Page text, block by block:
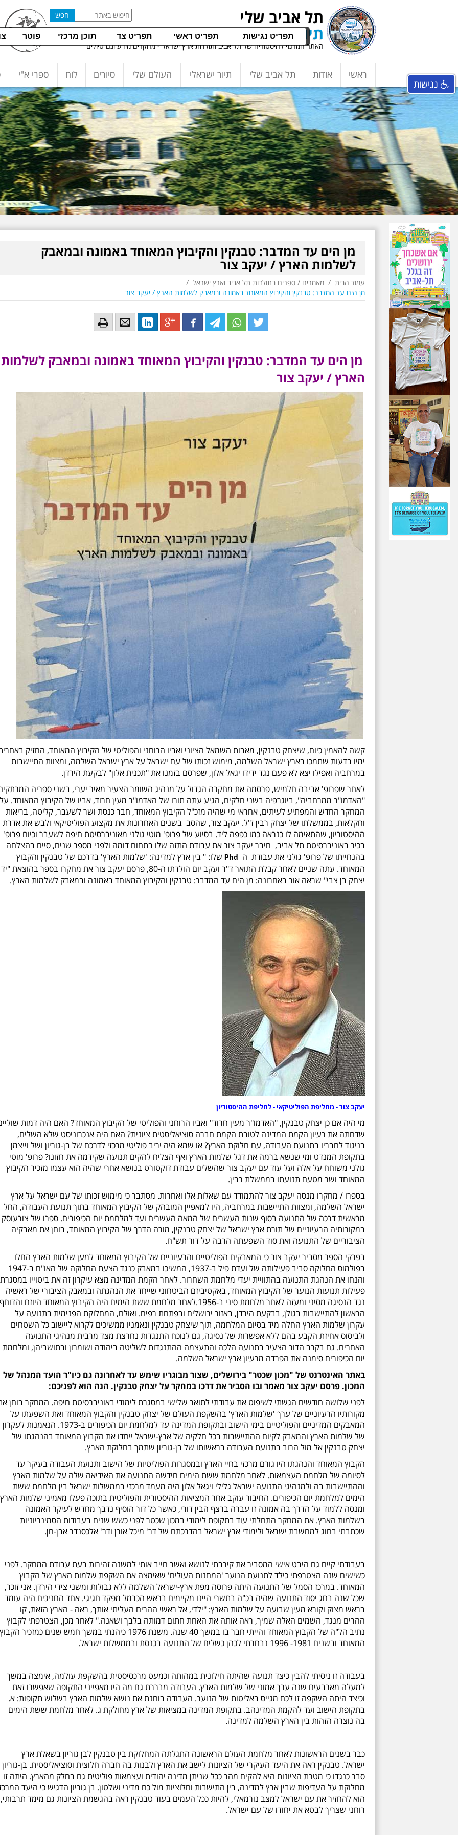
תל אביב שלי
תיור ישראלי בעריכת אילן שחורי
האתר המרכזי להיסטוריה של תל אביב ותולדות ארץ ישראל - מחקרים מידע וגם טיולים
ראשי אודות תל אביב שלי תיור ישראלי העולם שלי סיורים לוח ספרי א"י
מן הים עד המדבר: טבנקין והקיבוץ המאוחד באמונה ובמאבק
לשלמות הארץ / יעקב צור
עמוד הבית / מאמרים / ספרים בתולדות תל אביב וארץ ישראל /
מן הים עד המדבר: טבנקין והקיבוץ המאוחד באמונה ובמאבק לשלמות הארץ / יעקב צור
Twitter
Twitter
Twitter
Facebook
Google+
LinkedIn
Email
Email
מן הים עד המדבר: טבנקין והקיבוץ המאוחד באמונה ובמאבק לשלמות
הארץ/ יעקב צור
קשה להאמין כיום, שיצחק טבנקין, מאבות השמאל הציוני ואביו הרוחני והפוליטי של הקיבוץ המאוחד, החזיק
ימיו בדעות שתמכו בארץ ישראל השלמה, מימוש זכותו של עם ישראל על ארץ ישראל השלמה, ומצוות התיישבות
במרחביה ואפילו יצא לא פעם נגד ידידו יגאל אלון, שפרסם בזמנו את "תכנית אלון" לבקעת הירדן.
לאחר שפרופ' אביבה חלמיש, פרסמה את מחקרה הגדול על מנהיג השומר הצעיר מאיר יערי, בשני ספריה
"האדמו"ר ממרחביה", ביוגרפיה בשני חלקים, הגיע עתה תורו של האדמו"ר מעין חרוד, אביו של הקיבוץ המאוחד. על
המחקר החדש והמפתיע לעיתים, אחראי מי שהיה מזכ"ל הקיבוץ המאוחד, חבר כנסת ושר לשעבר, קליטה, בריאות
וחקלאות, בממשלתו של יצחק רבין ז"ל. יעקב צור, שהסב בשנים האחרונות את מקצוע הפוליטיקאי ולבש את אדרת
ההיסטוריון, שהתאימה לו כנראה כמו כפפה ליד. בסיוע של פרופ' מוטי גולני מאוניברסיטת חיפה לשעבר וכיום פרופ'
בכיר באוניברסיטת תל אביב, חיבר יעקב צור את עבודת התזה שלו בתחום דומה ולפני מספר שנים, סיים בהצלחה
בהנחייתו של פרופ' גולני את עבודת ה Phd שלו: " בין ארץ למדינה: 'שלמות הארץ' בדרכם של טבנקין והקבוץ
המאוחד. עתה שניים לאחר קבלת התואר ד"ר ועקב יום הולדתו ה-80, פרסם יעקב צור את מחקרו בספר בהוצאת "יד
יצחק בן צבי" שראה אור באחרונה: מן הים עד המדבר: טבנקין והקיבוץ המאוחד באמונה ובמאבק לשלמות הארץ.
יעקב צור - מחליפת הפוליטיקאי - לחליפת ההיסטוריון
מי היה אם כן יצחק טבנקין, "האדמו"ר מעין חרוד" ואביו הרוחני והפוליטי של הקיבוץ המאוחד? האם היה דמות
שדחתה את רעיון הקמת המדינה לטובת הקמת חברה סוציאליסטית ציונית? האם היה אנכרוניסט שלא השלים,
בניגוד לחבריו בתנועת העבודה, עם חלוקת הארץ? או שמא היה יריב פוליטי מרכזי לדרכם של בן-גוריון ושל וייצמן
בתקופת המנדט ומי שנשא ברמה את דגל שלמות הארץ ואף הצליח להקים תנועה שקידמה את חזונו? פרופ' מוטי
גולני משוחח על אלה ועל עוד עם יעקב צור שהשלים עבודת דוקטורט בנושא אחרי שהיה הוא עצמו מזכיר הקיבוץ
המאוחד ושר מטעם תנועתו בממשלת רבין.
בספרו / מחקרו מנסה יעקב צור להתמודד עם שאלות אלו ואחרות. מסתבר כי מימוש זכותו של עם ישראל על ארץ
ישראל השלמה, ומצוות התיישבות במרחביה, היו למאפיין המובהק של הקיבוץ המאוחד בתוך תנועת העבודה, החל
מראשית דרכה של התנועה בסוף שנות העשרים של המאה העשרים ועד למלחמת יום הכיפורים. ספרו של צורעוסק
במקורותיה הרעיוניים של תורת ארץ ישראל של יצחק טבנקין, מורה הדרך של הקיבוץ המאוחד, בוחן את מאבקיה
הציבוריים של התנועה ואת סוד השפעתה הרבה על דור תש"ח.
בפרקי הספר מסביר יעקב צור כי המאבקים הפוליטיים והרעיוניים של הקיבוץ המאוחד למען שלמות הארץ החלו
בפולמוס החלוקה סביב פעילותה של ועדת פיל ב-1937, המשיכו במאבק כנגד הצעת החלוקה של האו"ם ב-1947
והנחו את הנהגת התנועה בהתוויית יעדי מלחמת השחרור. לאחר הקמת המדינה מצא עיקרון זה את ביטוייו במסגרת
פעילות תנועות הנוער של הקיבוץ המאוחד, באקטיביזם הביטחוני שייחד את הנהגתה ובמאבק הציבורי של ראשיה
נגד הנסיגה מסיני ומעזה לאחר מלחמת סיני ב-1956.
לאחר מלחמת ששת הימים היה הקיבוץ המאוחד היוזם והדוחף
הראשון להתיישבות בגולן, בבקעת הירדן, באזור ירושלים ובפתחת רפיח. ואולם, המחלוקת הפנימית בתנועה על
עקרון שלמות הארץ החלה מיד בסיום המלחמה, תוך שיצחק טבנקין ונאמניו ממשיכים לקרוא ליישוב כל השטחים
ולביסוס אחיזת הקבע בהם ללא אפשרות של נסיגה, גם לנוכח התנגדות נחרצת מצד מרבית מנהיגי התנועה
האחרים. גם בקרב הדור הצעיר בתנועה הלכה והתעצמה ההתנגדות לשליטה ביהודה ושומרון ובתושביהן, ומלחמת
יום הכיפורים סימנה את הפרדה מרעיון ארץ ישראל השלמה.
באתר האינטרנט של "מכון שכטר" בירושלים, שצור מבוגריו שימש עד לאחרונה גם כיו"ר הועד המנהל של
המכון. פרסם יעקב צור מאמר ובו הסביר את דרכו במחקר על יצחק טבנקין. הנה הוא לפניכם:
לפני שלושה חודשים הגשתי לשיפוט את עבודתי לתואר שלישי במסגרת לימודי באוניברסיטת חיפה. המחקר בוחן
מקורותיו הרעיוניים של ערך 'שלמות הארץ' בהשקפת העולם של יצחק טבנקין והקבוץ המאוחד ואת השפעתו על
המאבקים המדיניים והפוליטיים בימי הישוב ובתקופת המדינה עד למלחמת יום הכיפורים ב-1973. הנאמנות לעקרון
של שלמות הארץ והמאבק לקיום ההתיישבות בכל חלקיה של ארץ-ישראל ייחדו את הקבוץ המאוחד בהנהגתו של
יצחק טבנקין אל מול הרוב בתנועת העבודה בראשותו של בן-גוריון שתמך בחלוקת הארץ.
הקבוץ המאוחד והנהגתו היו גורם מרכזי בחיי הארץ ובמסגרות הפוליטיות של הישוב ותנועת העבודה בעיקר עד
לסיומה של מלחמת העצמאות. לאחר מלחמת ששת הימים חידשה התנועה את האידיאה שלה על שלמות הארץ
וההתיישבות בה ולמנהיגי התנועה ישראל גלילי ויגאל אלון היה מעמד מרכזי בממשלות ישראל בין מלחמת ששת
הימים למלחמת יום הכיפורים. החיבור עוקב אחר המציאות ההיסטורית והפוליטית בתוכה פעלו מאמיני שלמות הארץ
ומנסה ללמוד על הדרך בה אמונה זו עברה ברצף הבין דורי, כאשר כל דור הוסיף נדבך מחדש לעיקר האמונה
בשלמות הארץ. את המחקר התחלתי עוד בתקופת לימודי במכון שכטר לפני כשש שנים בעבודות הסמינריוניות
שכתבתי בחוג למחשבת ישראל ולימודי ארץ ישראל בהדרכתם של דר' מיכל אורן ודר' אלכסנדר אבן-חן.
בעבודתי קיים גם היבט אישי המסביר את קירבתי לנושא ואשר חייב אותי למשנה זהירות בעת עבודת המחקר. לפני
כשישים שנה הצטרפתי כילד לתנועת הנוער 'המחנות העולים' שאימצה את השקפת שלמות הארץ של הקבוץ
המאוחד. במרכז הסמל של התנועה היתה פרוסה מפת ארץ-ישראל השלמה ללא גבולות ומשני צידי הירדן. אני זוכר,
שכל שנה בחג יסוד התנועה שהיה בכ"ה בתשרי היינו מקיימים בראש הכרמל מפקד חגיגי. אחד החניכים היה עומד
בראש מצוק וקורא מעין שבועה על שלמות הארץ: "ילדי, אל ראשי ההרים העליתי אותך, ראה - הארץ הזאת, קו
ההרים מנגד, השמים האלה שמיך, ראה אותה את האחת חתום דמותה בלבך ושאנה." לאחר מכן, הצטרפתי לקבוץ
נתיב הל"ה של הקבוץ המאוחד והייתי חבר בו במשך 40 שנה. משנת 1976 כיהנתי במשך חמש שנים כמזכיר הקבוץ
המאוחד ובשנים 1981- 1996 נבחרתי לכהן כשליח של התנועה בכנסת ובממשלות ישראל.
בעבודה זו ניסיתי להבין כיצד תנועה שהיתה חילונית במהותה וכמעט מרכסיסטית בהשקפת עולמה, אימצה במשך
למעלה מארבעים שנה ערך אמוני של שלמות הארץ. העבודה מבררת גם מה היו מאפייני התקופה שאפשרו זאת
וכיצד היתה השקפה זו לכח מגייס באליטות של הנוער. העבודה בוחנת את נושא שלמות הארץ בשלוש תקופות: א.
בתקופת הישוב ועד להקמת המדינהב. בתקופת המדינה במציאות של ארץ מחולקת ג. לאחר מלחמת ששת הימים
בה נוצרה הזהות בין הארץ השלמה למדינה.
כבר בשנים הראשונות לאחר מלחמת העולם הראשונה התגלתה המחלוקת בין טבנקין לבן גוריון בשאלת ארץ
ישראל. טבנקין ראה את היעד העיקרי של הציונות לישב את הארץ ולבנות בה חברה חלוצית וסוציאליסטית. בן-גוריון
סבר כנגדו כי מטרת הציונות היא להקים מהר ככל שניתן מדינה יהודית ועצמאות פוליטית גם בחלק מהארץ. היתה זו
מחלוקת על העדיפות שבין ארץ למדינה, בין התישבות וחלוציות מול כח מדיני ושלטון. בן גוריון הדגיש כי היעד
הוא להחזיר את עם ישראל למצב נורמאלי, להיות ככל העמים בעוד טבנקין ראה בהגשמת הציונות גם מימד תרבותי,
רוחני שצריך לבטא את יחודו של עם ישראל.
תפריט נגישות תפריט ראשי תפריט צד תוכן מרכזי פוטר
נגישות